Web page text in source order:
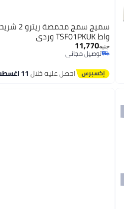
واط TSF01PKUK وردي
جنيه11,770
توصيل مجاني
احصل عليه خلال11 اغسطس